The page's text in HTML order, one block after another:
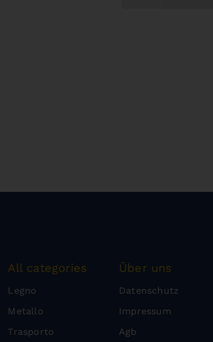
All categories
Legno
Metallo
Trasporto
Über uns
Datenschutz
Impressum
Agb